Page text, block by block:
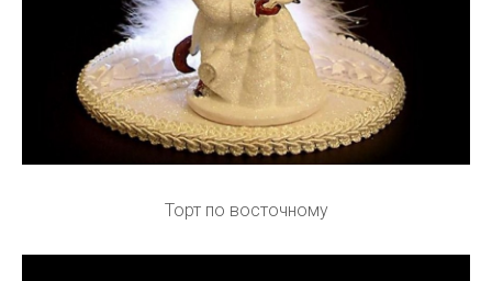
Торт по восточному